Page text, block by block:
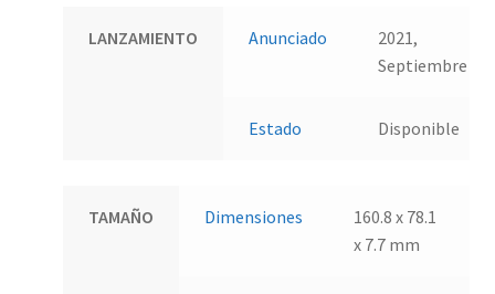
LANZAMIENTO Anunciado
2021,
Septiembre
Estado Disponible
TAMAÑO Dimensiones
160.8 x 78.1
x 7.7 mm